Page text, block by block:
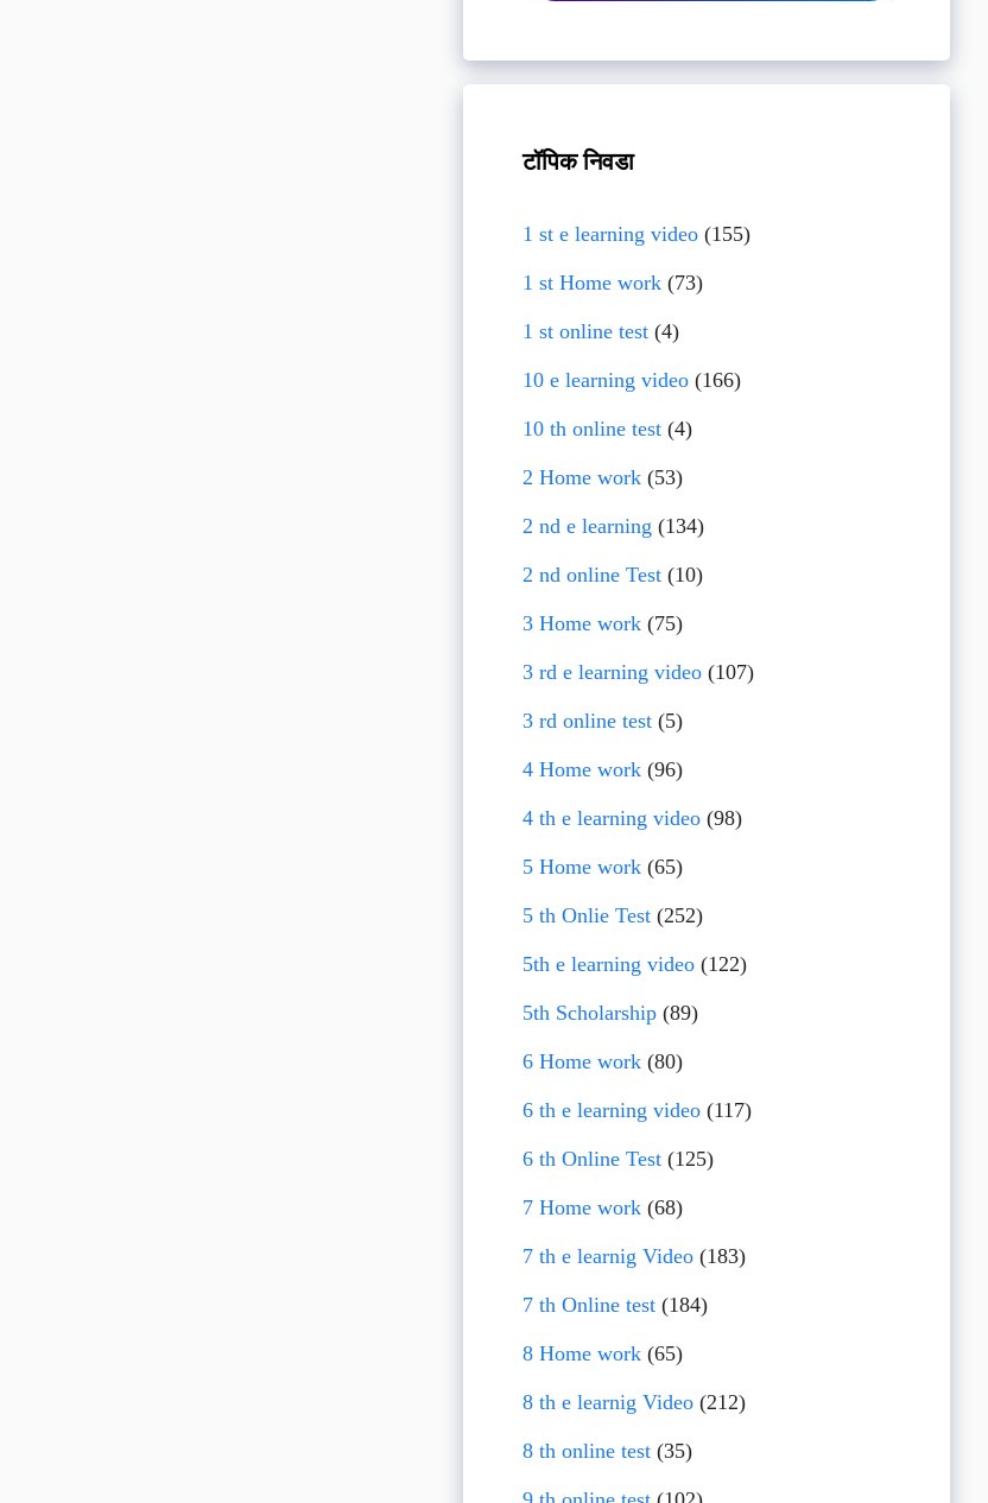
टॉपिक निवडा
1 st e learning video(155)
1 st Home work(73)
1 st online test(4)
10 e learning video(166)
10 th online test(4)
2 Home work(53)
2 nd e learning (134)
2 nd online Test(10)
3 Home work(75)
3 rd e learning video(107)
3 rd online test(5)
4 Home work(96)
4 th e learning video(98)
5 Home work(65)
5 th Onlie Test(252)
5th e learning video(122)
5th Scholarship(89)
6 Home work(80)
6 th e learning video(117)
6 th Online Test(125)
7 Home work(68)
7 th e learnig Video(183)
7 th Online test(184)
8 Home work(65)
8 th e learnig Video(212)
8 th online test(35)